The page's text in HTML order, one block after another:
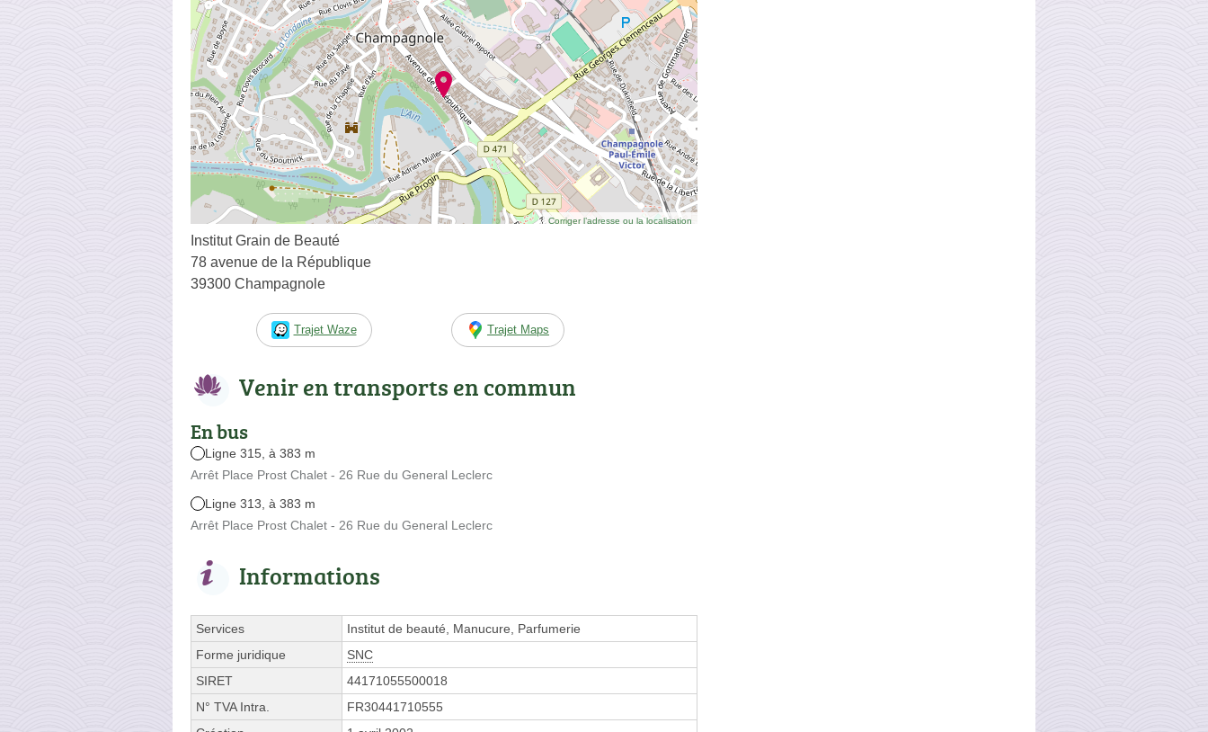
Corriger l’adresse ou la localisation
Institut Grain de Beauté
78 avenue de la République
39300 Champagnole
Trajet Waze Trajet Maps
Venir en transports en commun
En bus
Ligne 315, à 383 m
Arrêt Place Prost Chalet - 26 Rue du General Leclerc
Ligne 313, à 383 m
Arrêt Place Prost Chalet - 26 Rue du General Leclerc
Informations
Services
Institut de beauté, Manucure, Parfumerie
Forme juridique
SNC
SIRET
44171055500018
N° TVA Intra.
FR30441710555